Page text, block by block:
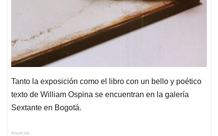
Tanto la exposición como el libro con un bello y poético
texto de William Ospina se encuentran en la galería
Sextante en Bogotá.
Anuncios.